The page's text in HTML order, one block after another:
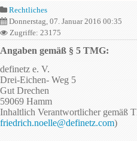
Rechtliches
Donnerstag, 07. Januar 2016 00:35
Zugriffe: 23175
Angaben gemäß § 5 TMG:
definetz e. V.
Drei-Eichen- Weg 5
Gut Drechen
59069 Hamm
Inhaltlich Verantwortlicher gemäß
friedrich.noelle@definetz.com)